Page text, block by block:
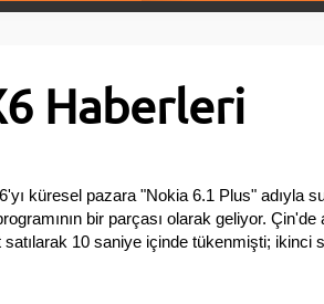
Fiyatları Vizyondaki
Haberleri
küresel pazara "Nokia 6.1 Plus" adıyla
bir parçası olarak geliyor.
satılarak 10 saniye içinde tükenmişti; ikinci